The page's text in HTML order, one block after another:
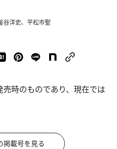
洋史、平松市聖
時のものであり、現在では
掲載号を見る